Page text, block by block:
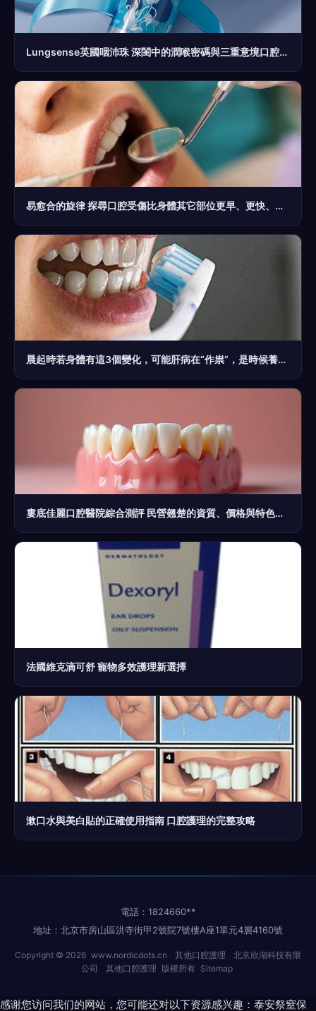
Lungsense英國咽沛珠 深閨中的潤喉密碼與三重意境口腔哲學
易愈合的旋律 探尋口腔受傷比身體其它部位更早、更快、復原之謎及其令復天之法
晨起時若身體有這3個變化，可能肝病在“作祟”，是時候養肝了
婁底佳麗口腔醫院綜合測評 民營翹楚的資質、價格與特色詳解
法國維克滴可舒 寵物多效護理新選擇
漱口水與美白貼的正確使用指南 口腔護理的完整攻略
電話：1824660**
地址：北京市房山區洪寺街甲2號院7號樓A座1單元4層4160號
Copyright © 2026 www.nordicdots.cn 其他口腔護理
北京欣湖科技有限
公司
其他口腔護理 版權所有 Sitemap
感谢您访问我们的网站，您可能还对以下资源感兴趣：泰安祭窒保